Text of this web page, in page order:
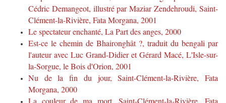
Cédric Demangeot, illustré par Maziar Zendehroudi, Saint-
Clément-la-Rivière, Fata Morgana, 2001
Le spectateur enchanté, La Part des anges, 2000
Est-ce le chemin de Bhaironghât ?, traduit du bengali par
l'auteur avec Luc Grand-Didier et Gérard Macé, L'Isle-sur-
la-Sorgue, le Bois d'Orion, 2001
Nu de la fin du jour, Saint-Clément-la-Rivière, Fata
Morgana, 2000
La couleur de ma mort, Saint-Clément-la-Rivière, Fata